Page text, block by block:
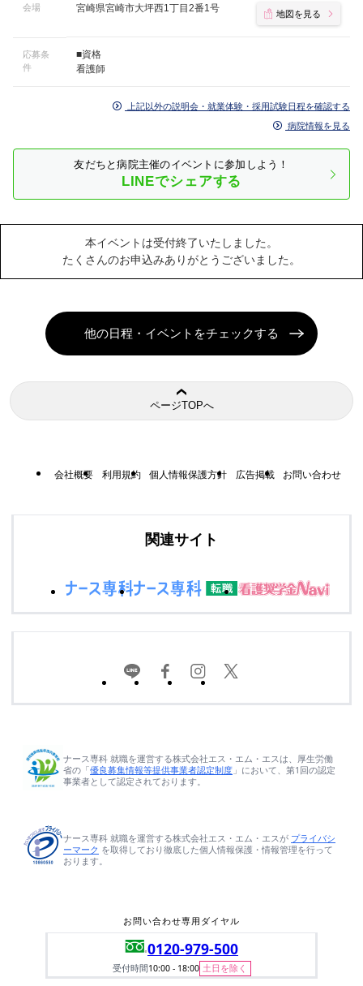
会場 宮崎県宮崎市大坪西1丁目2番1号 地図を見る
応募条
件
■資格
看護師
上記以外の説明会・就業体験・採用試験日程を確認する
病院情報を見る
友だちと病院主催のイベントに参加しよう！
LINEでシェアする
本イベントは受付終了いたしました。
たくさんのお申込みありがとうございました。
他の日程・イベントをチェックする
ページTOPへ